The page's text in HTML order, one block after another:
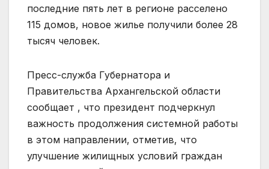
последние пять лет в регионе расселено
115 домов, новое жилье получили более 28
тысяч человек.
Пресс-служба Губернатора и
Правительства Архангельской области
сообщает , что президент подчеркнул
важность продолжения системной работы
в этом направлении, отметив, что
улучшение жилищных условий граждан